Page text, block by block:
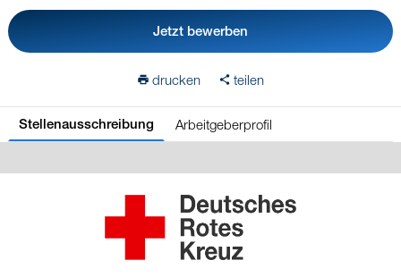
Jetzt bewerben
drucken teilen
Stellenausschreibung Arbeitgeberprofil